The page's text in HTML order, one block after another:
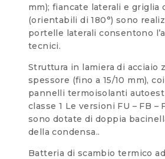
mm); fiancate laterali e griglia
(orientabili di 180°) sono
portelle laterali consentono
tecnici.
Struttura in lamiera di acciaio
spessore (fino a 15/10 mm),
pannelli termoisolanti
classe 1 Le versioni FU – FB –
sono dotate di doppia
della condensa..
Batteria di scambio termico